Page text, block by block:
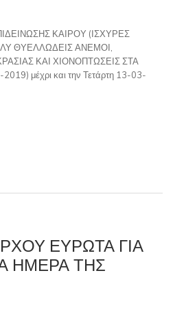
ΚΑΙΡΟΥ (ΙΣΧΥΡΕΣ
ΘΥΕΛΛΩΔΕΙΣ ΑΝΕΜΟΙ,
ΚΑΙ ΧΙΟΝΟΠΤΩΣΕΙΣ ΣΤΑ
μέχρι και την Τετάρτη 13-03-
ΕΥΡΏΤΑ ΓΙΑ
ΗΜΈΡΑ ΤΗΣ